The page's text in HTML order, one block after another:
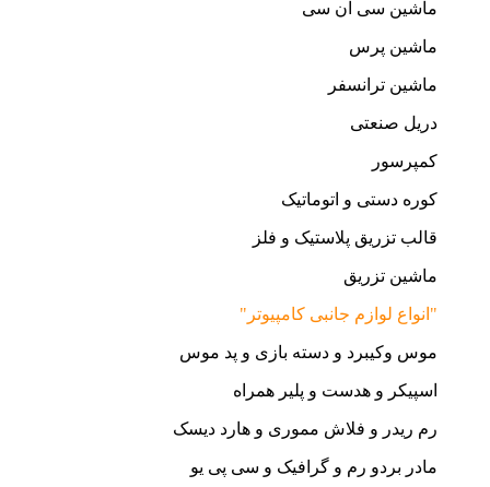
ماشین سی ان سی
ماشین پرس
ماشین ترانسفر
دریل صنعتی
کمپرسور
کوره دستی و اتوماتیک
قالب تزریق پلاستیک و فلز
ماشین تزریق
"انواع لوازم جانبی کامپیوتر"
موس وکیبرد و دسته بازی و پد موس
اسپیکر و هدست و پلیر همراه
رم ریدر و فلاش مموری و هارد دیسک
مادر بردو رم و گرافیک و سی پی یو